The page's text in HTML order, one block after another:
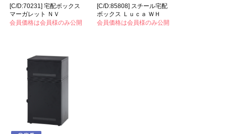
[C/D:70231] 宅配ボックス
マーガレット ＮＶ
会員価格は会員様のみ公開
[C/D:85808] スチール宅配
ボックス Ｌｕｃａ ＷＨ
会員価格は会員様のみ公開